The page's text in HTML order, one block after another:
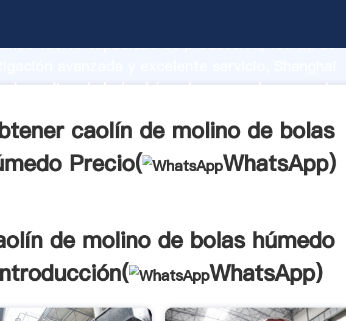
fuerte capacidad de producción, fuerza de
de molino de bolas húmedo proveedor crea el
caolín de molino de bolas
Precio(
WhatsApp)
de molino de bolas húmedo
WhatsApp)